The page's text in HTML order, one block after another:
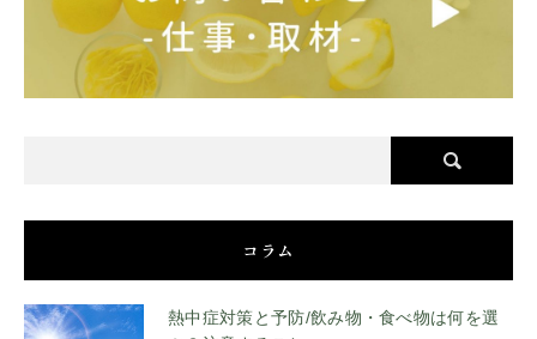
コラム
熱中症対策と予防/飲み物・食べ物は何を選